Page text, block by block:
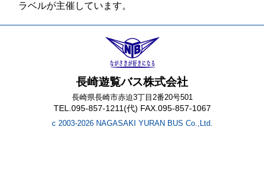
ラベルが主催しています。
長崎遊覧バス株式会社
長崎県長崎市赤迫3丁目2番20号501
TEL.095-857-1211(代) FAX.095-857-1067
c 2003-2026 NAGASAKI YURAN BUS Co.,Ltd.